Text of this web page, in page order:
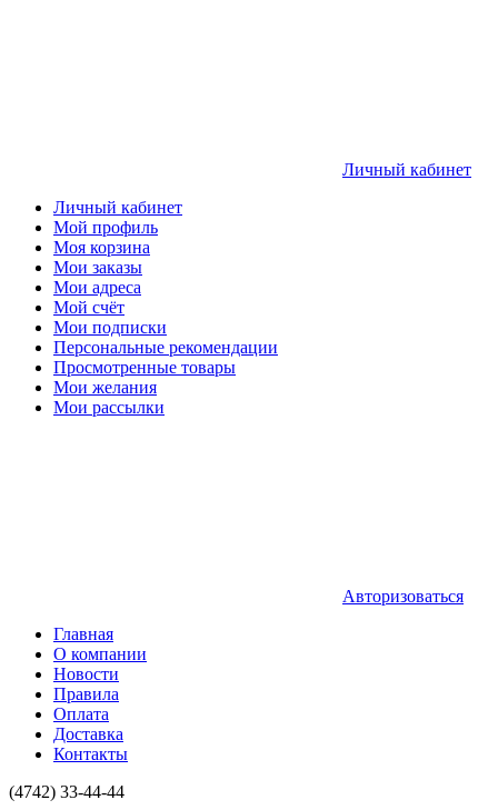
Личный кабинет
Личный кабинет
Мой профиль
Моя корзина
Мои заказы
Мои адреса
Мой счёт
Мои подписки
Персональные рекомендации
Просмотренные товары
Мои желания
Мои рассылки
Авторизоваться
Главная
О компании
Новости
Правила
Оплата
Доставка
Контакты
(4742) 33-44-44